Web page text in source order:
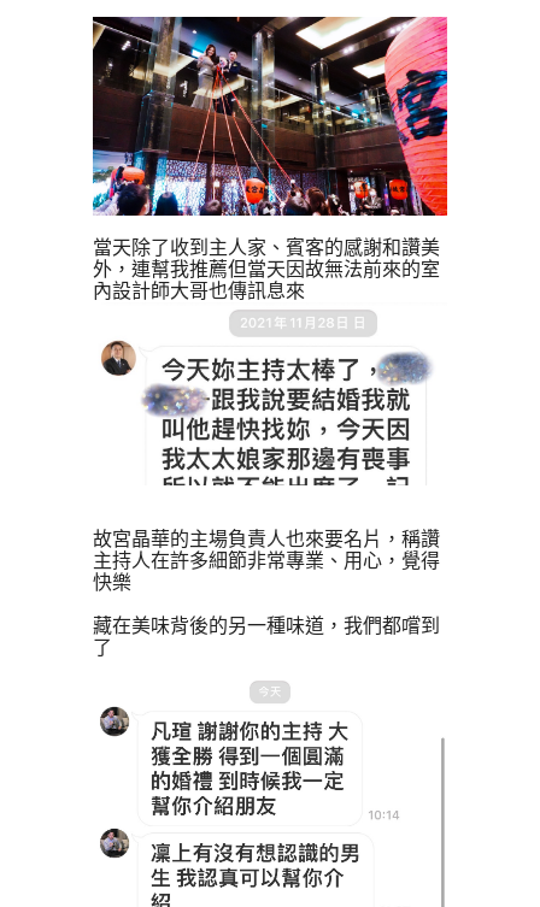
當天除了收到主人家、賓客的感謝和讚美
外，連幫我推薦但當天因故無法前來的室
內設計師大哥也傳訊息來
故宮晶華的主場負責人也來要名片，稱讚
主持人在許多細節非常專業、用心，覺得
快樂
藏在美味背後的另一種味道，我們都嚐到
了